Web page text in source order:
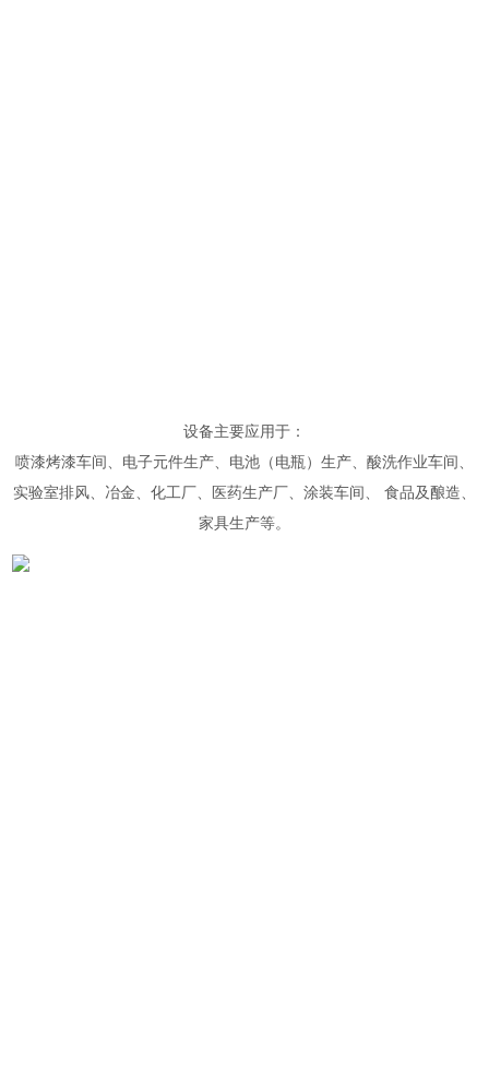
设备主要应用于：
喷漆烤漆车间、电子元件生产、电池（电瓶）生产、酸洗作业车间、
实验室排风、冶金、化工厂、医药生产厂、涂装车间、 食品及酿造、
家具生产等。